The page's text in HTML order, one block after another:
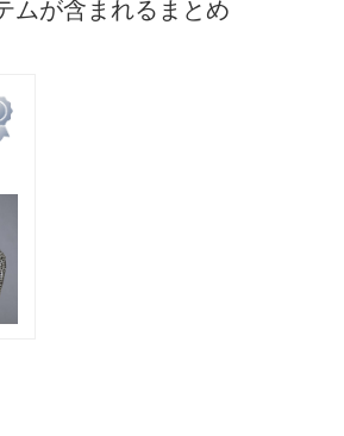
画像のカラーが異